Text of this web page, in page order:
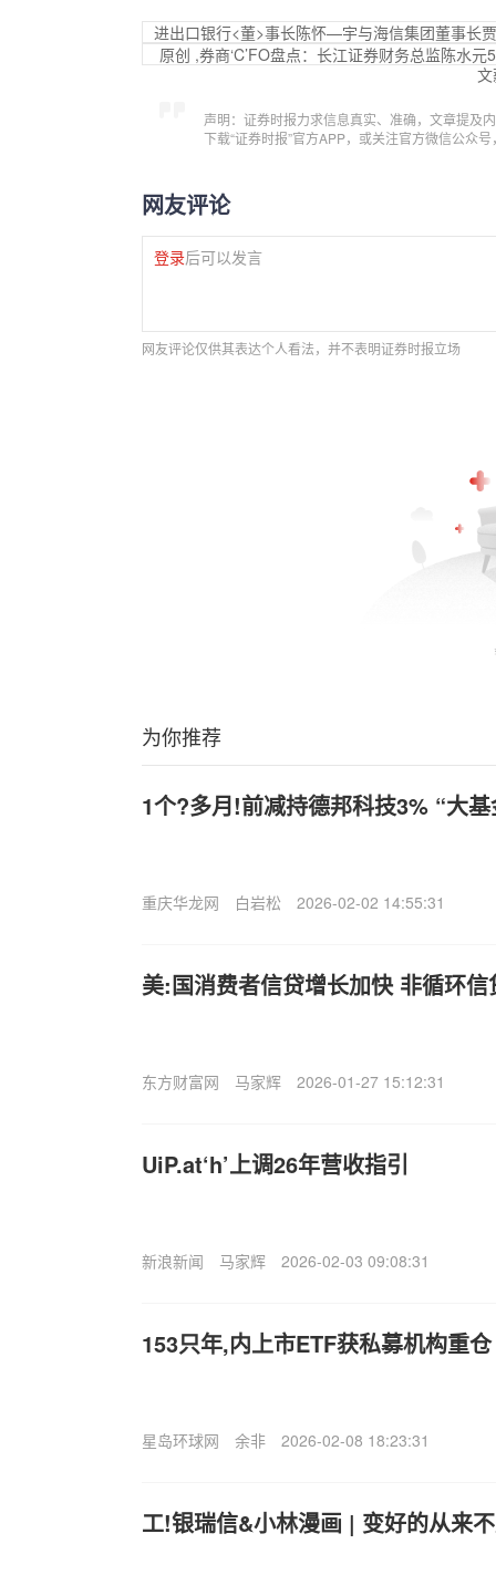
进出口银行<董>事长陈怀—宇与海信集团董事长
原创 ,券商‘C’FO盘点：长江证券财务总监陈水
声明：证券时报力求信息真实、准确，文章提及
下载“证券时报”官方APP，或关注官方微信公众
网友评论
登录后可以发言
网友评论仅供其表达个人看法，并不表明证券时报立场
为你推荐
1个?多月!前减持德邦科技3% “大
重庆华龙网 白岩松 2026-02-02 14:55:31
美:国消费者信贷增长加快 非循环
东方财富网 马家辉 2026-01-27 15:12:31
UiP.at‘h’上调26年营收指引
新浪新闻 马家辉 2026-02-03 09:08:31
153只年,内上市ETF获私募机构重仓
星岛环球网 余非 2026-02-08 18:23:31
工!银瑞信&小林漫画 | 变好的从来